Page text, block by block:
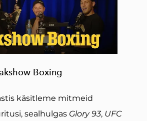
Boxing
käsitleme mitmeid
sealhulgas Glory 93, UFC